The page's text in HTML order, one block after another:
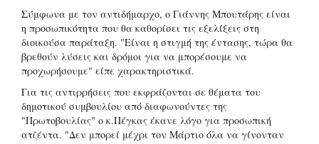
Σύμφωνα με τον αντιδήμαρχο, ο Γιάννης Μπουτάρης είναι
η προσωπικότητα που θα καθορίσει τις εξελίξεις στη
διοικούσα παράταξη. "Είναι η στιγμή της έντασης, τώρα θα
βρεθούν λύσεις και δρόμοι για να μπορέσουμε να
προχωρήσουμε" είπε χαρακτηριστικά.
Για τις αντιρρήσεις που εκφράζονται σε θέματα του
δημοτικού συμβουλίου από διαφωνούντες της
"Πρωτοβουλίας" ο κ.Πέγκας έκανε λόγο για προσωπική
ατζέντα. "Δεν μπορεί μέχρι τον Μάρτιο όλα να γίνονταν